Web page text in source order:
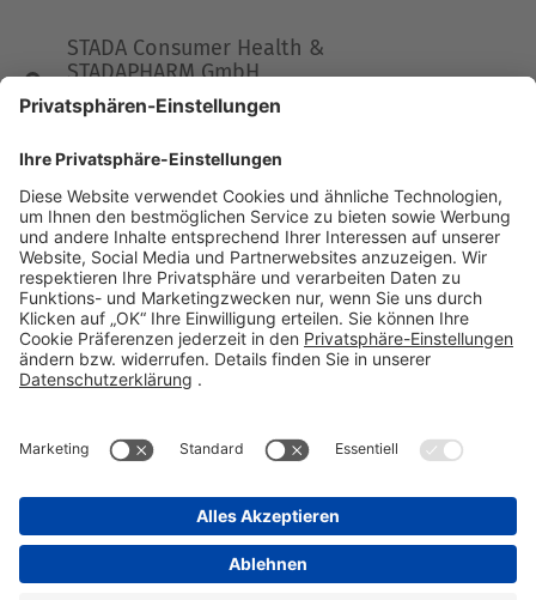
STADA Consumer Health &
STADAPHARM GmbH
Stadastraße 2-18
61118 Bad Vilbel
Telefon 06101 603-0
Fax 06101 603-259
info@stada.de
Kontakt
Compliance Reporting Portal ⧉
FOLGEN SIE UNS